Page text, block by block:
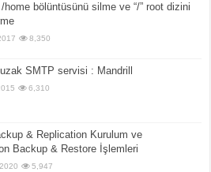
home bölüntüsünü silme ve “/” root dizini
8,350
SMTP servisi : Mandrill
6,310
& Replication Kurulum ve
Backup & Restore İşlemleri
5,947